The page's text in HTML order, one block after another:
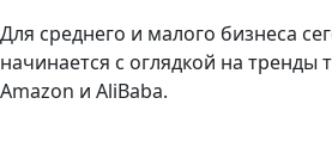
Для среднего и малого бизнеса
начинается с оглядкой на тренды
Amazon и AliBaba.